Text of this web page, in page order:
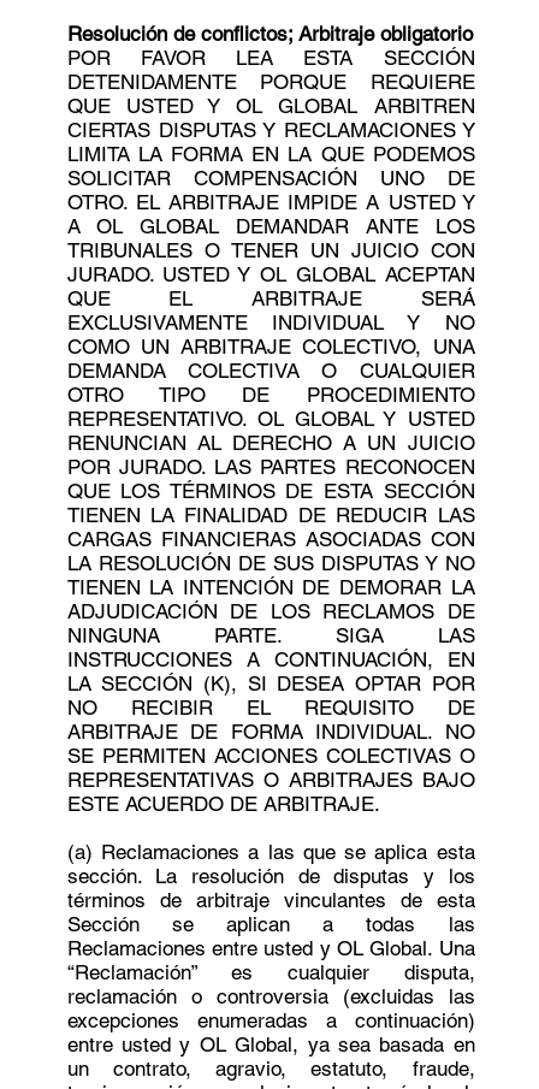
Resolución de conflictos; Arbitraje obligatorio
POR FAVOR LEA ESTA SECCIÓN
DETENIDAMENTE PORQUE REQUIERE
QUE USTED Y OL GLOBAL ARBITREN
CIERTAS DISPUTAS Y RECLAMACIONES Y
LIMITA LA FORMA EN LA QUE PODEMOS
SOLICITAR COMPENSACIÓN UNO DE
OTRO. EL ARBITRAJE IMPIDE A USTED Y
A OL GLOBAL DEMANDAR ANTE LOS
TRIBUNALES O TENER UN JUICIO CON
JURADO. USTED Y OL GLOBAL ACEPTAN
QUE EL ARBITRAJE SERÁ
EXCLUSIVAMENTE INDIVIDUAL Y NO
COMO UN ARBITRAJE COLECTIVO, UNA
DEMANDA COLECTIVA O CUALQUIER
OTRO TIPO DE PROCEDIMIENTO
REPRESENTATIVO. OL GLOBAL Y USTED
RENUNCIAN AL DERECHO A UN JUICIO
POR JURADO. LAS PARTES RECONOCEN
QUE LOS TÉRMINOS DE ESTA SECCIÓN
TIENEN LA FINALIDAD DE REDUCIR LAS
CARGAS FINANCIERAS ASOCIADAS CON
LA RESOLUCIÓN DE SUS DISPUTAS Y NO
TIENEN LA INTENCIÓN DE DEMORAR LA
ADJUDICACIÓN DE LOS RECLAMOS DE
NINGUNA PARTE. SIGA LAS
INSTRUCCIONES A CONTINUACIÓN, EN
LA SECCIÓN (K), SI DESEA OPTAR POR
NO RECIBIR EL REQUISITO DE
ARBITRAJE DE FORMA INDIVIDUAL. NO
SE PERMITEN ACCIONES COLECTIVAS O
REPRESENTATIVAS O ARBITRAJES BAJO
ESTE ACUERDO DE ARBITRAJE.
(a) Reclamaciones a las que se aplica esta
sección. La resolución de disputas y los
términos de arbitraje vinculantes de esta
Sección se aplican a todas las
Reclamaciones entre usted y OL Global. Una
“Reclamación” es cualquier disputa,
reclamación o controversia (excluidas las
excepciones enumeradas a continuación)
entre usted y OL Global, ya sea basada en
un contrato, agravio, estatuto, fraude,